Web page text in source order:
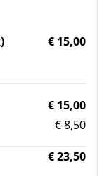
€ 15,00
€ 15,00
€ 8,50
€ 23,50